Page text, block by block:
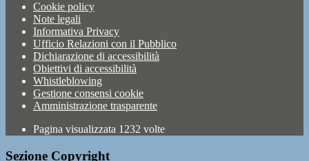
Cookie policy
Note legali
Informativa Privacy
Ufficio Relazioni con il Pubblico
Dichiarazione di accessibilità
Obiettivi di accessibilità
Whistleblowing
Gestione consensi cookie
Amministrazione trasparente
Pagina visualizzata 1232 volte
Sezione Copyright